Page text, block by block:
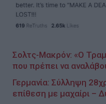
Σολτς-Μακρόν: «Ο
που πρέπει να
Γερμανία: Σύλληψη
επίθεση με μαχαίρι –